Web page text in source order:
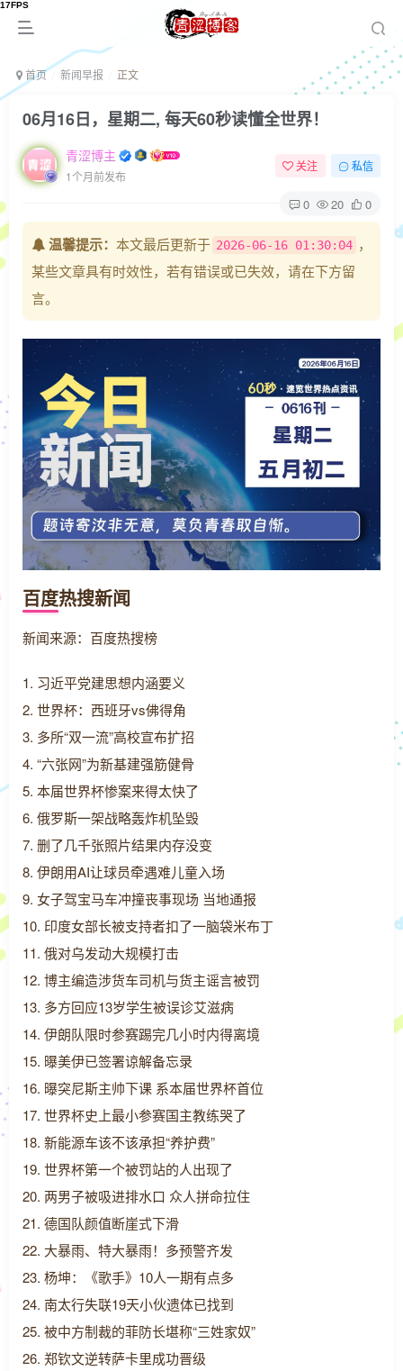
首页 新闻早报 正文
06月16日，星期二, 每天60秒读懂全世界！
青涩博主
1个月前发布
关注 私信
0 20 0
温馨提示： 本文最后更新于 2026-06-16 01:30:04 ，
某些文章具有时效性，若有错误或已失效，请在下方留
言。
百度热搜新闻
新闻来源：百度热搜榜
1. 习近平党建思想内涵要义
2. 世界杯：西班牙vs佛得角
3. 多所“双一流”高校宣布扩招
4. “六张网”为新基建强筋健骨
5. 本届世界杯惨案来得太快了
6. 俄罗斯一架战略轰炸机坠毁
7. 删了几千张照片结果内存没变
8. 伊朗用AI让球员牵遇难儿童入场
9. 女子驾宝马车冲撞丧事现场 当地通报
10. 印度女部长被支持者扣了一脑袋米布丁
11. 俄对乌发动大规模打击
12. 博主编造涉货车司机与货主谣言被罚
13. 多方回应13岁学生被误诊艾滋病
14. 伊朗队限时参赛踢完几小时内得离境
15. 曝美伊已签署谅解备忘录
16. 曝突尼斯主帅下课 系本届世界杯首位
17. 世界杯史上最小参赛国主教练哭了
18. 新能源车该不该承担“养护费”
19. 世界杯第一个被罚站的人出现了
20. 两男子被吸进排水口 众人拼命拉住
21. 德国队颜值断崖式下滑
22. 大暴雨、特大暴雨！多预警齐发
23. 杨坤：《歌手》10人一期有点多
24. 南太行失联19天小伙遗体已找到
25. 被中方制裁的菲防长堪称“三姓家奴”
26. 郑钦文逆转萨卡里成功晋级